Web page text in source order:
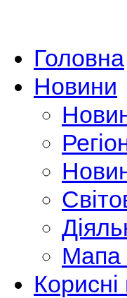
Головна
Новини
Мапа